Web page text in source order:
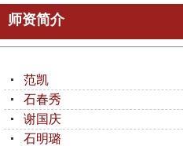
师资简介
范凯
石春秀
谢国庆
石明璐